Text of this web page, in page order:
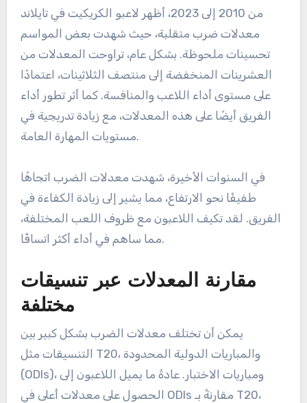
من 2010 إلى 2023، أظهر لاعبو الكريكيت في تايلاند
معدلات ضرب متقلبة، حيث شهدت بعض المواسم
تحسينات ملحوظة. بشكل عام، تراوحت المعدلات من
العشرينات المنخفضة إلى منتصف الثلاثينات، اعتمادًا
على مستوى أداء اللاعب والمنافسة. كما أثر تطور أداء
الفريق أيضًا على هذه المعدلات، مع زيادة تدريجية في
مستويات المهارة العامة.
في السنوات الأخيرة، شهدت معدلات الضرب اتجاهًا
طفيفًا نحو الارتفاع، مما يشير إلى زيادة الكفاءة في
الفريق. لقد تكيف اللاعبون مع ظروف اللعب المختلفة،
مما ساهم في أداء أكثر اتساقًا.
مقارنة المعدلات عبر تنسيقات
مختلفة
يمكن أن تختلف معدلات الضرب بشكل كبير بين
التنسيقات مثل T20، والمباريات الدولية المحدودة
(ODIs)، ومباريات الاختبار. عادةً ما يميل اللاعبون إلى
الحصول على معدلات أعلى في ODIs مقارنةً بـ T20،